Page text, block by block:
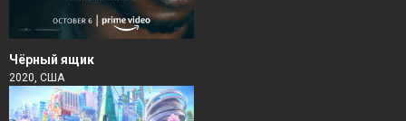
Чёрный ящик
2020, США